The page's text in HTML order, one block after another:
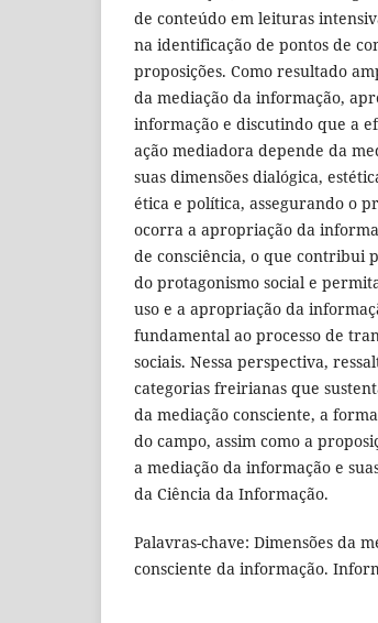
de conteúdo em leituras
na identificação de pontos de
proposições. Como resultado
da mediação da informação,
informação e discutindo que a
ação mediadora depende da
suas dimensões dialógica,
ética e política, assegurando o
ocorra a apropriação da
de consciência, o que contribui
do protagonismo social e
uso e a apropriação da
fundamental ao processo de
sociais. Nessa perspectiva,
categorias freirianas que
da mediação consciente, a
do campo, assim como a
a mediação da informação e
da Ciência da Informação.
Palavras-chave: Dimensões da
consciente da informação.